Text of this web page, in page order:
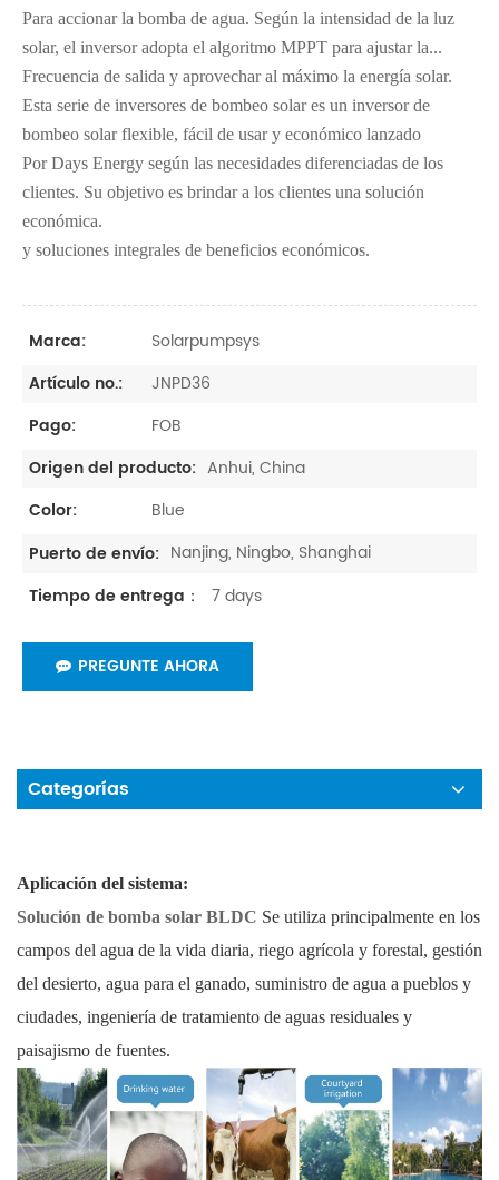
Para accionar la bomba de agua. Según la intensidad de la luz
solar, el inversor adopta el algoritmo MPPT para ajustar la...
Frecuencia de salida y aprovechar al máximo la energía solar.
Esta serie de inversores de bombeo solar es un inversor de
bombeo solar flexible, fácil de usar y económico lanzado
Por Days Energy según las necesidades diferenciadas de los
clientes. Su objetivo es brindar a los clientes una solución
económica.
y soluciones integrales de beneficios económicos.
Marca:
Solarpumpsys
Artículo no.:
JNPD36
Pago:
FOB
Origen del producto: Anhui, China
Color:
Blue
Puerto de envío: Nanjing, Ningbo, Shanghai
Tiempo de entrega：
7 days
PREGUNTE AHORA
Categorías
Aplicación del sistema:
Solución de bomba solar BLDC Se utiliza principalmente en los
campos del agua de la vida diaria, riego agrícola y forestal, gestión
del desierto, agua para el ganado, suministro de agua a pueblos y
ciudades, ingeniería de tratamiento de aguas residuales y
paisajismo de fuentes.